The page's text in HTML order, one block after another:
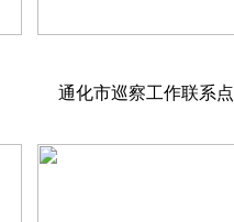
通化市巡察工作联系